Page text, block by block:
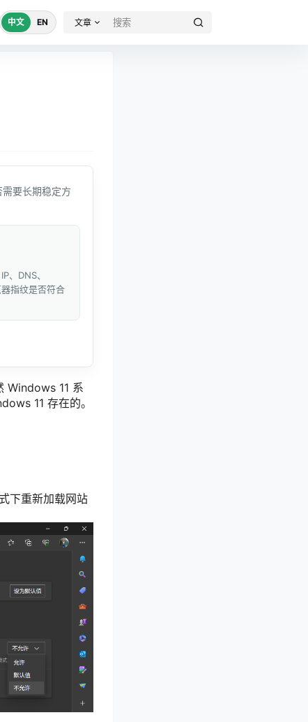
中文 EN 文章
要长期稳定方
、DNS、
指纹是否符合
Windows 11 系
11 存在的。
下重新加载网站